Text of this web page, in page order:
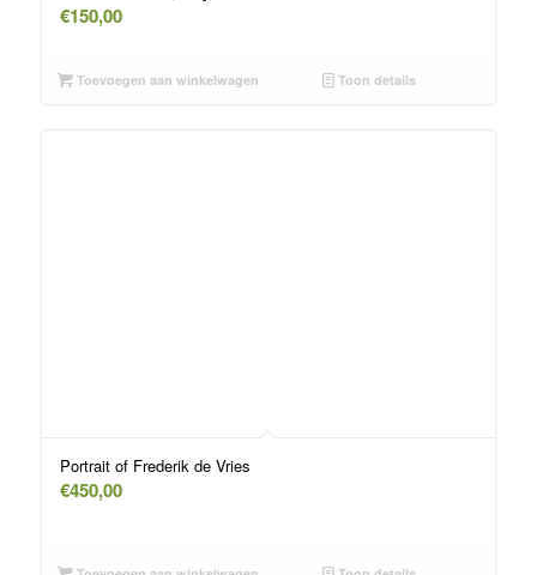
€150,00
Toevoegen aan winkelwagen Toon details
Portrait of Frederik de Vries
€450,00